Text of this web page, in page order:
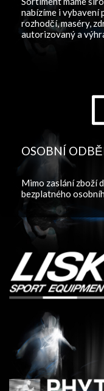
nabízíme i vybavení
rozhodčí, maséry,
autorizovaný a
OSOBNÍ
Mimo zaslání zboží
bezplatného